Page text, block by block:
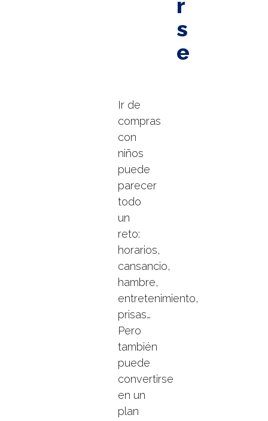
r
s
e
Ir de
compras
con
niños
puede
parecer
todo
un
reto:
horarios,
cansancio,
hambre,
entretenimiento,
prisas…
Pero
también
puede
convertirse
en un
plan